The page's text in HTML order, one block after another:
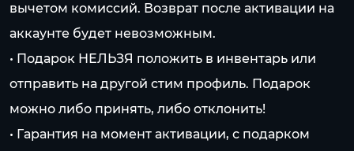
вычетом комиссий. Возврат после активации на
аккаунте будет невозможным.
• Подарок НЕЛЬЗЯ положить в инвентарь или
отправить на другой стим профиль. Подарок
можно либо принять, либо отклонить!
• Гарантия на момент активации, с подарком